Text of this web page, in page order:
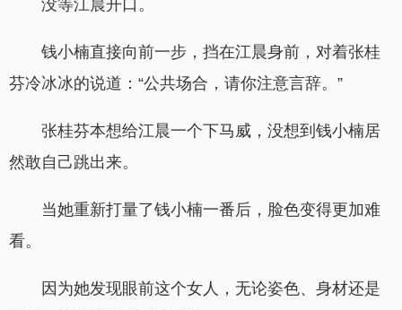
没等江晨开口。
钱小楠直接向前一步，挡在江晨身前，对着张桂
芬冷冰冰的说道：“公共场合，请你注意言辞。”
张桂芬本想给江晨一个下马威，没想到钱小楠居
然敢自己跳出来。
当她重新打量了钱小楠一番后，脸色变得更加难
看。
因为她发现眼前这个女人，无论姿色、身材还是